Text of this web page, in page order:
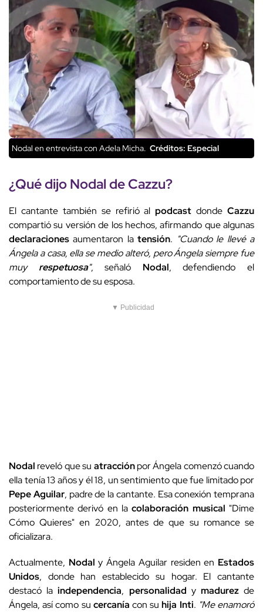
Nodal en entrevista con Adela Micha. Créditos: Especial
¿Qué dijoNodaldeCazzu?
El cantante también se refirió alpodcast donde Cazzu
compartió su versión de los hechos, afirmando que algunas
declaraciones aumentaron latensión. "Cuando le llevé a
Ángela a casa, ella se medio alteró, pero Ángela siempre fue
muy respetuosa", señaló Nodal, defendiendo el
comportamiento de su esposa.
▼ Publicidad
Nodal reveló que su atracciónpor Ángela comenzó cuando
ella tenía 13 años y él 18, un sentimiento que fue limitado por
Pepe Aguilar, padre de la cantante. Esa conexión temprana
posteriormente derivó en lacolaboración musical "Dime
Cómo Quieres" en 2020, antes de que su romance se
oficializara.
Actualmente, Nodal y Ángela Aguilar residen en Estados
Unidos, donde han establecido su hogar. El cantante
destacó laindependencia, personalidad y madurezde
Ángela, así como su cercanía con suhija Inti. "Me enamoró